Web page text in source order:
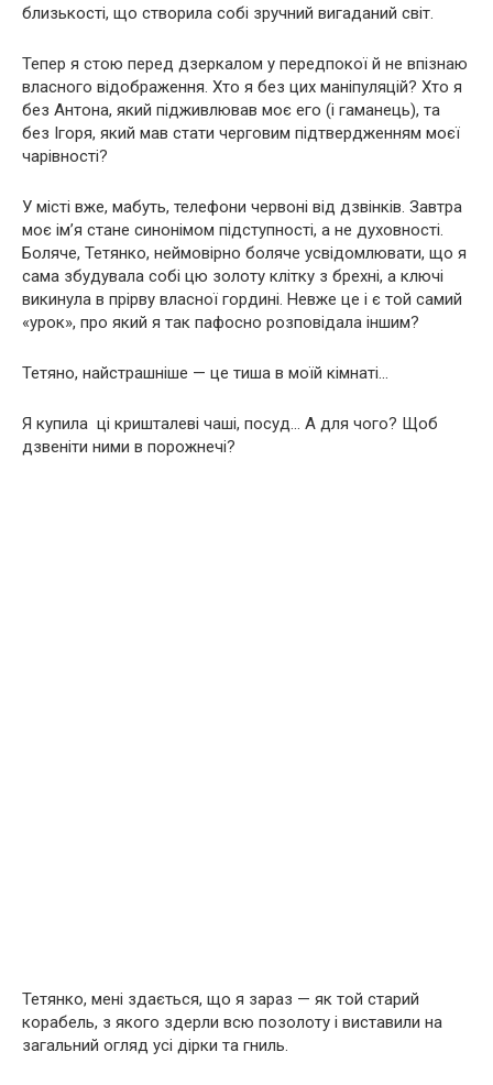
близькості, що створила собі зручний вигаданий світ.
Тепер я стою перед дзеркалом у передпокої й не впізнаю
власного відображення. Хто я без цих маніпуляцій? Хто я
без Антона, який підживлював моє его (і гаманець), та
без Ігоря, який мав стати черговим підтвердженням моєї
чарівності?
У місті вже, мабуть, телефони червоні від дзвінків. Завтра
моє ім’я стане синонімом підступності, а не духовності.
Боляче, Тетянко, неймовірно боляче усвідомлювати, що я
сама збудувала собі цю золоту клітку з брехні, а ключі
викинула в прірву власної гордині. Невже це і є той самий
«урок», про який я так пафосно розповідала іншим?
Тетяно, найстрашніше — це тиша в моїй кімнаті…
Я купила ці кришталеві чаші, посуд… А для чого? Щоб
дзвеніти ними в порожнечі?
Тетянко, мені здається, що я зараз — як той старий
корабель, з якого здерли всю позолоту і виставили на
загальний огляд усі дірки та гниль.